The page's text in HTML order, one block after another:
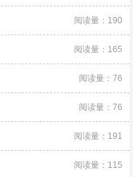
阅读量：190
阅读量：165
阅读量：76
阅读量：76
阅读量：191
阅读量：115